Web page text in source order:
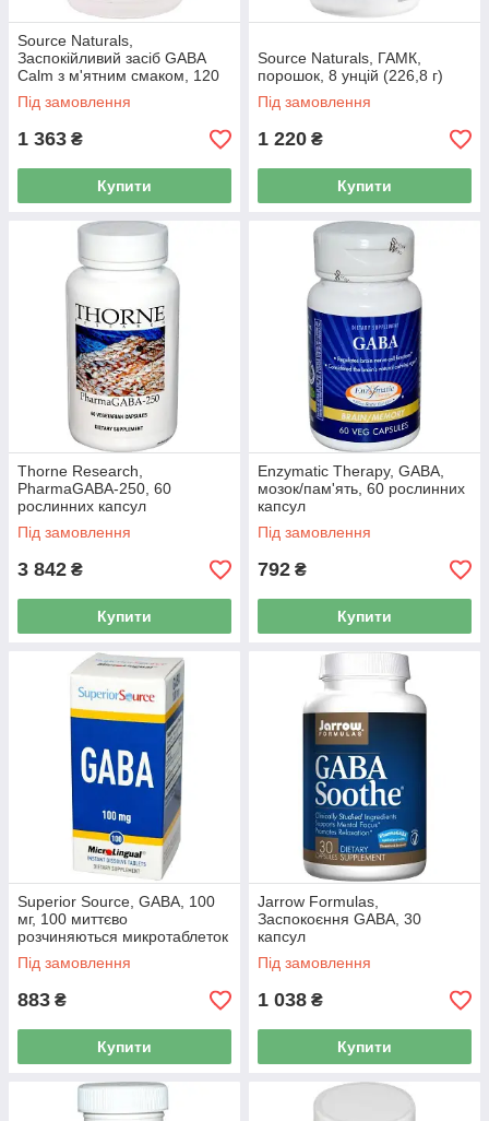
Source Naturals,
Заспокійливий засіб GABA
Calm з м'ятним смаком, 120
пастилок
Під замовлення
1 363 ₴
Купити
Source Naturals, ГАМК,
порошок, 8 унцій (226,8 г)
Під замовлення
1 220 ₴
Купити
Thorne Research,
PharmaGABA-250, 60
рослинних капсул
Під замовлення
3 842 ₴
Купити
Enzymatic Therapy, GABA,
мозок/пам'ять, 60 рослинних
капсул
Під замовлення
792 ₴
Купити
Superior Source, GABA, 100
мг, 100 миттєво
розчиняються микротаблеток
Під замовлення
883 ₴
Купити
Jarrow Formulas,
Заспокоєння GABA, 30
капсул
Під замовлення
1 038 ₴
Купити